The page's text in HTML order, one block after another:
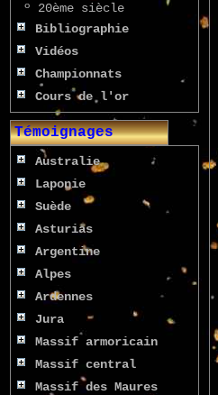
º
20ème siècle
Bibliographie
Vidéos
Championnats
Cours de l'or
Témoignages
Australie
Laponie
Suède
Asturias
Argentine
Alpes
Ardennes
Jura
Massif armoricain
Massif central
Massif des Maures